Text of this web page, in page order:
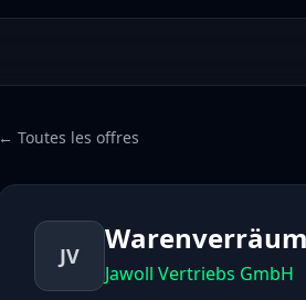
← Toutes les offres
JV
Jawoll Vertriebs GmbH